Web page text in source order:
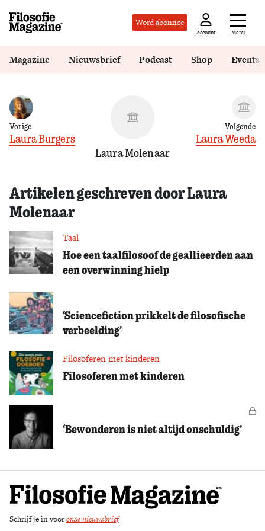
Word abonnee
Account Menu
Magazine Nieuwsbrief Podcast Shop Events
Vorige
Laura Burgers
Laura Molenaar
Volgende
Laura Weeda
Artikelen geschreven door Laura
Molenaar
Taal
Hoe een taalfilosoof de geallieerden aan
een overwinning hielp
‘Sciencefiction prikkelt de filosofische
verbeelding’
Filosoferen met kinderen
Filosoferen met kinderen
‘Bewonderen is niet altijd onschuldig’
Schrijf je in vooronze nieuwsbrief